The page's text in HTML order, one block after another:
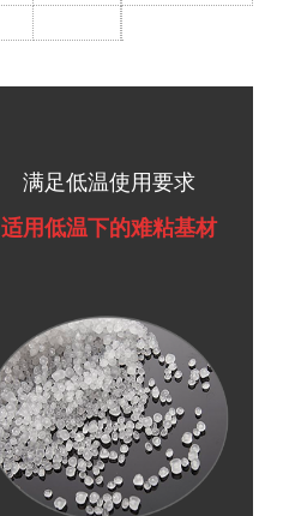
满足低温使用要求
适用低温下的难粘基材